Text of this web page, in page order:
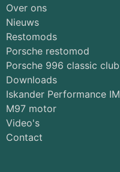
Over ons
Nieuws
Restomods
Porsche restomod
Porsche 996 classic
Downloads
Iskander Performance
M97 motor
Video's
Contact